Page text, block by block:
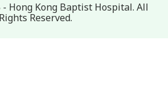
生费 (手术、巡房、麻醉等)
人床或陪人椅 (儿科病房除外)
Hong Kong Baptist Hospital. All
Rights Reserved.